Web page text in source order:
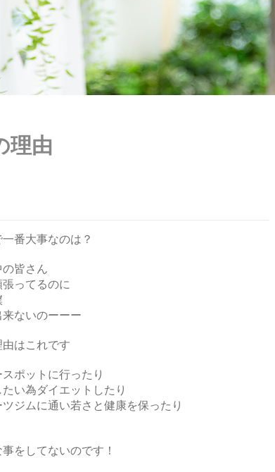
理由
番大事なのは？
皆さん
張ってるのに
ないのーーー
由はこれです
ポットに行ったり
い為ダイエットしたり
ツジムに通い若さと健康を保ったり
をしてないのです！